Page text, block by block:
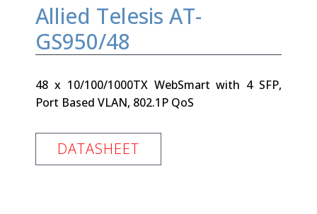
Allied Telesis AT-
GS950/48
48 x 10/100/1000TX WebSmart with 4 SFP,
Port Based VLAN, 802.1P QoS
DATASHEET